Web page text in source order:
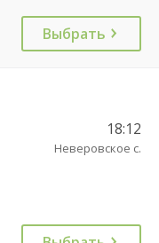
Выбрать
18:12
Неверовское с.